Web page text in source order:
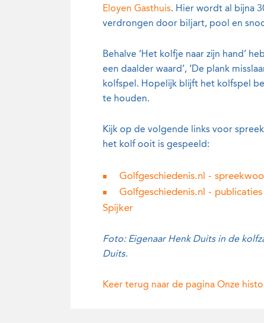
Eloyen Gasthuis. Hier wordt al bijna
verdrongen door biljart, pool en
Behalve ‘Het kolfje naar zijn hand’
een daalder waard’, ‘De plank
kolfspel. Hopelijk blijft het kolfspel
te houden.
Kijk op de volgende links voor
het kolf ooit is gespeeld:
Golfgeschiedenis.nl -
Golfgeschiedenis.nl -
Spijker
Foto: Eigenaar Henk Duits in de
Duits.
Keer terug naar de pagina Onze